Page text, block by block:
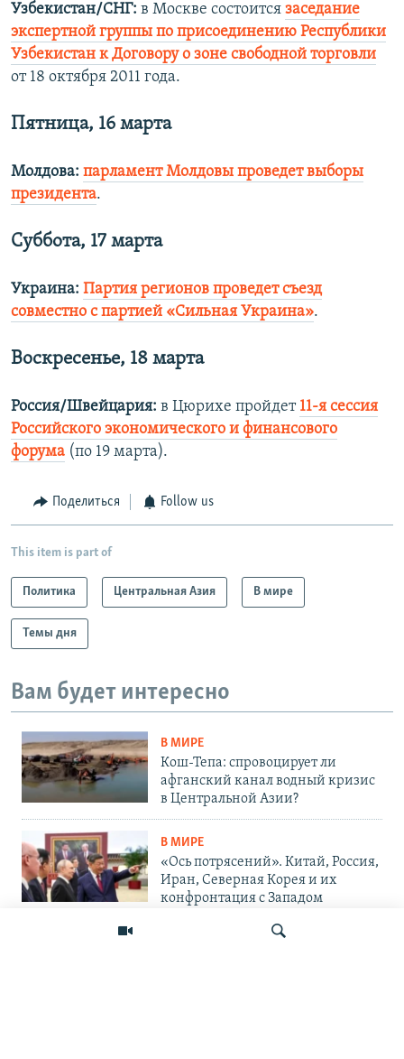
Узбекистан/СНГ: в Москве состоится заседание
экспертной группы по присоединению Республики
Узбекистан к Договору о зоне свободной торговли
от 18 октября 2011 года.
Пятница, 16 марта
Молдова: парламент Молдовы проведет выборы
президента.
Суббота, 17 марта
Украина: Партия регионов проведет съезд
совместно с партией «Сильная Украина».
Воскресенье, 18 марта
Россия/Швейцария: в Цюрихе пройдет 11-я сессия
Российского экономического и финансового
форума (по 19 марта).
Поделиться Follow us
This item is part of
Политика Центральная Азия В мире
Темы дня
Вам будет интересно
В МИРЕ
Кош-Тепа: спровоцирует ли
афганский канал водный кризис
в Центральной Азии?
В МИРЕ
«Ось потрясений». Китай, Россия,
Иран, Северная Корея и их
конфронтация с Западом